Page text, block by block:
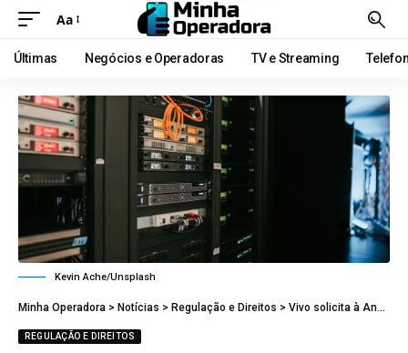
Aa
Últimas Negócios e Operadoras TV e Streaming
Kevin Ache/Unsplash
Minha Operadora > Notícias > Regulação e Direitos > Vivo solicita à Anatel fim da homologação prévia para data centers
REGULAÇÃO E DIREITOS